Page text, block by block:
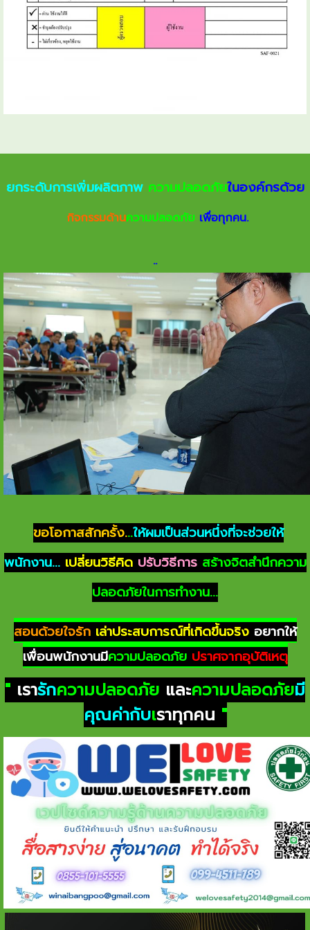
ยกระดับการเพิ่มผลิตภาพความปลอดภัยในองค์กรด้วย
กิจกรรมด้านความปลอดภัย เพื่อทุกคน.
..
ขอโอกาสสักครั้ง...ให้ผมเป็นส่วนหนึ่งที่จะช่วยให้
พนักงาน... เปลี่ยนวิธีคิด ปรับวิธีการสร้างจิตสำนึกความ
ปลอดภัยในการทำงาน...
สอนด้วยใจรัก เล่าประสบการณ์ที่เกิดขึ้นจริง อยากให้
เพื่อนพนักงานมีความปลอดภัย ปราศจากอุบัติเหตุ
" เรารักความปลอดภัย และความปลอดภัยมี
คุณค่ากับเราทุกคน "